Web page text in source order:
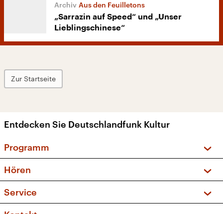
Aus den Feuilletons
„Sarrazin auf Speed“ und „Unser
Lieblingschinese“
Zur Startseite
Entdecken Sie Deutschlandfunk Kultur
Programm
Sendungen und Podcasts
Musikliste
Hören
Frequenzen (UKW + DAB+)
Service
FAQ